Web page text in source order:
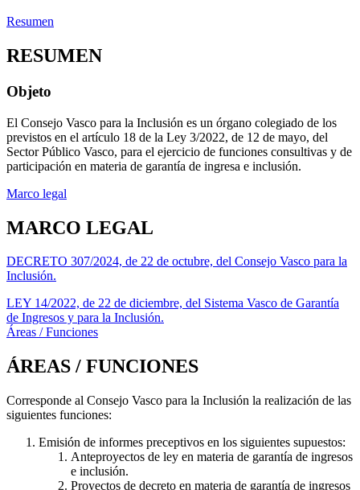
Resumen
RESUMEN
Objeto
El Consejo Vasco para la Inclusión es un órgano colegiado de los
previstos en el artículo 18 de la Ley 3/2022, de 12 de mayo, del
Sector Público Vasco, para el ejercicio de funciones consultivas y de
participación en materia de garantía de ingresa e inclusión.
Marco legal
MARCO LEGAL
DECRETO 307/2024, de 22 de octubre, del Consejo Vasco para la
Inclusión.
LEY 14/2022, de 22 de diciembre, del Sistema Vasco de Garantía
de Ingresos y para la Inclusión.
Áreas / Funciones
ÁREAS / FUNCIONES
Corresponde al Consejo Vasco para la Inclusión la realización de las
siguientes funciones:
Emisión de informes preceptivos en los siguientes supuestos:
Anteproyectos de ley en materia de garantía de ingresos
e inclusión.
Proyectos de decreto en materia de garantía de ingresos